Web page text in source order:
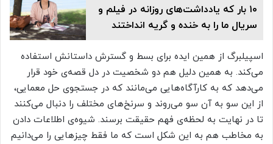
۱۰ بار که یادداشت‌های روزانه در فیلم و
سریال ما را به خنده و گریه انداختند
اسپیلبرگ از همین ایده برای بسط و گسترش داستانش استفاده
می‌کند. به همین دلیل هم دو شخصیت در دل قصه‌ی خود قرار
می‌دهد که به کارآگاه‌هایی می‌مانند که در جستجوی حل معمایی،
از این سو به آن سو می‌روند و سرنخ‌های مختلف را دنبال می‌کنند
تا در نهایت به لحظه‌ی فهم حقیقت برسند. شیوه‌ی اطلاعات دادن
به مخاطب هم به این شکل است که ما فقط چیزهایی را می‌دانیم